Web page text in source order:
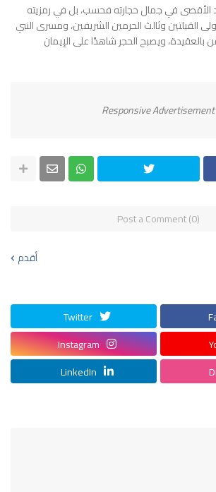
في جمال حجارته فحسب، بل في رمزيته
أولى القبلتين وثالث الحرمين الشريفين، ومسرى النبي
ويصبح الحجر شاهدًا على الإيمان
Responsive Advertisement
Post a Comment (0)
أقدم
Twitter
Instagram
LinkedIn